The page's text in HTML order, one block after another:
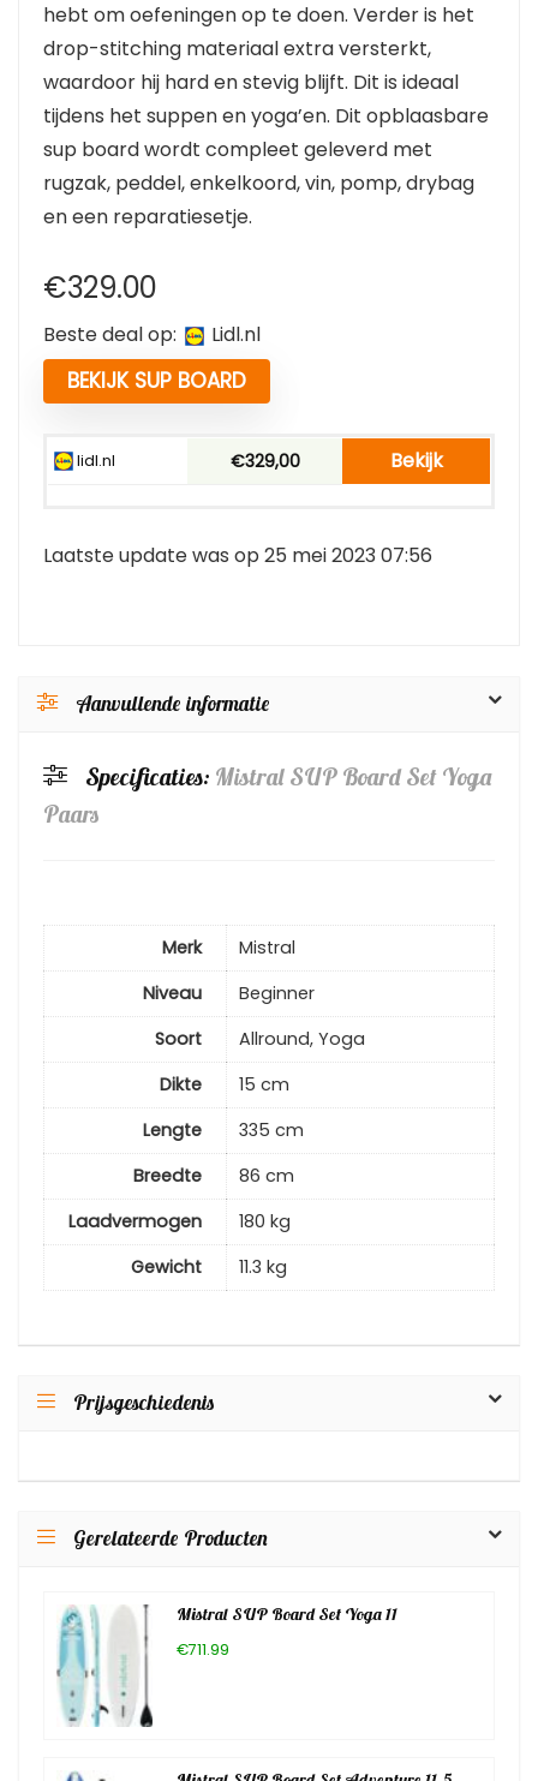
hebt om oefeningen op te doen. Verder is het
drop-stitching materiaal extra versterkt,
waardoor hij hard en stevig blijft. Dit is ideaal
tijdens het suppen en yoga’en. Dit opblaasbare
sup board wordt compleet geleverd met
rugzak, peddel, enkelkoord, vin, pomp, drybag
en een reparatiesetje.
€329.00
Beste deal op: lidl.nl
BEKIJK SUP BOARD
lidl.nl €329,00 Bekijk
Laatste update was op 25 mei 2023 07:56
Aanvullende informatie
Specificaties: Mistral SUP Board Set Yoga
Paars
Merk
Mistral
Niveau
Beginner
Soort
Allround, Yoga
Dikte
15 cm
Lengte
335 cm
Breedte
86 cm
Laadvermogen
180 kg
Gewicht
11.3 kg
Prijsgeschiedenis
Gerelateerde Producten
Mistral SUP Board Set Yoga 11
€711.99